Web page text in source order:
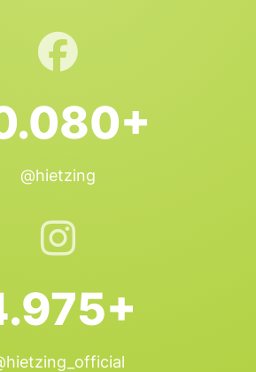
@hietzing